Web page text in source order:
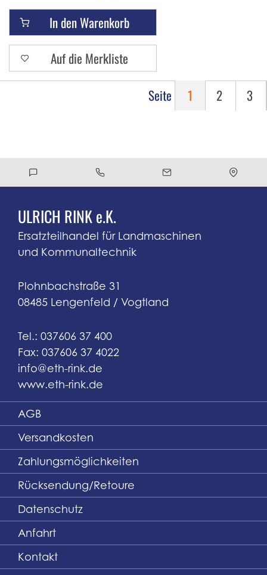
In den Warenkorb
Auf die Merkliste
Seite 1 2 3
ULRICH RINK e.K.
Ersatzteilhandel für Landmaschinen
und Kommunaltechnik
Plohnbachstraße 31
08485 Lengenfeld / Vogtland
Tel.: 037606 37 400
Fax: 037606 37 4022
info@eth-rink.de
www.eth-rink.de
Versandkosten
Zahlungsmöglichkeiten
Rücksendung/Retoure
AGB
Datenschutz
Anfahrt
Kontakt